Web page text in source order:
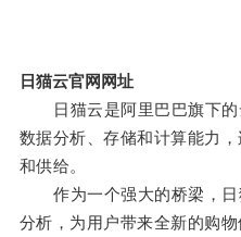
日猫云官网网址
日猫云是阿里巴巴旗下的
数据分析、存储和计算能力
和供给。
作为一个强大的桥梁，日
分析，为用户带来全新的购物